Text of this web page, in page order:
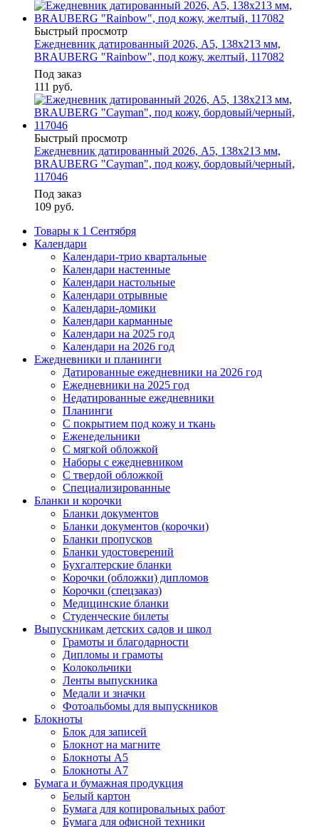
Быстрый просмотр
Ежедневник датированный 2026, А5, 138x213 мм,
BRAUBERG "Rainbow", под кожу, желтый, 117082
Под заказ
111 руб.
Быстрый просмотр
Ежедневник датированный 2026, А5, 138x213 мм,
BRAUBERG "Cayman", под кожу, бордовый/черный,
117046
Под заказ
109 руб.
Товары к 1 Сентября
Календари
Календари-трио квартальные
Календари настенные
Календари настольные
Календари отрывные
Календари-домики
Календари карманные
Календари на 2025 год
Календари на 2026 год
Ежедневники и планинги
Датированные ежедневники на 2026 год
Ежедневники на 2025 год
Недатированные ежедневники
Планинги
С покрытием под кожу и ткань
Еженедельники
С мягкой обложкой
Наборы с ежедневником
С твердой обложкой
Специализированные
Бланки и корочки
Бланки документов
Бланки документов (корочки)
Бланки пропусков
Бланки удостоверений
Бухгалтерские бланки
Корочки (обложки) дипломов
Корочки (спецзаказ)
Медицинские бланки
Студенческие билеты
Выпускникам детских садов и школ
Грамоты и благодарности
Дипломы и грамоты
Колокольчики
Ленты выпускника
Медали и значки
Фотоальбомы для выпускников
Блокноты
Блок для записей
Блокнот на магните
Блокноты А5
Блокноты А7
Бумага и бумажная продукция
Белый картон
Бумага для копировальных работ
Бумага для офисной техники